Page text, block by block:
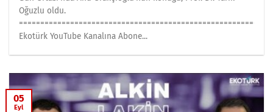
Oğuzlu oldu.
========================================================
Ekotürk YouTube Kanalına Abone...
05
Eyl